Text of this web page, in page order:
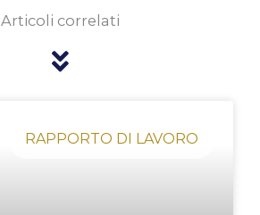
Articoli correlati
RAPPORTO DI LAVORO